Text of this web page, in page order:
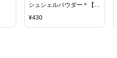
シュシェルパウダー＊【各
3g×12色】手芸用品 ネイ
¥430